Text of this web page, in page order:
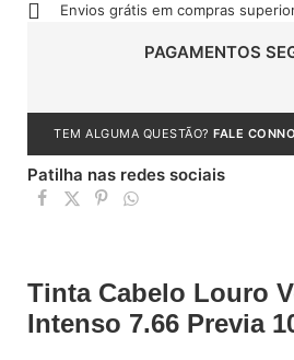
Envios grátis em compras
PAGAMENTOS
TEM ALGUMA QUESTÃO? FALE
Patilha nas redes sociais
Tinta Cabelo Louro
Intenso 7.66 Previa